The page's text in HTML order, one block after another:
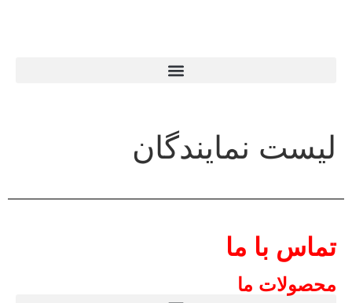
لیست نمایندگان
تماس با ما
محصولات ما